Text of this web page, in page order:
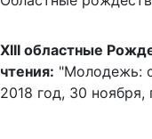
XIII областные
чтения: "Молодежь:
2018 год, 30 ноября,